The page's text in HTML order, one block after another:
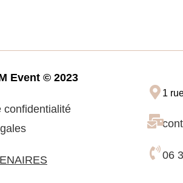
Event © 2023
confidentialité
1
06